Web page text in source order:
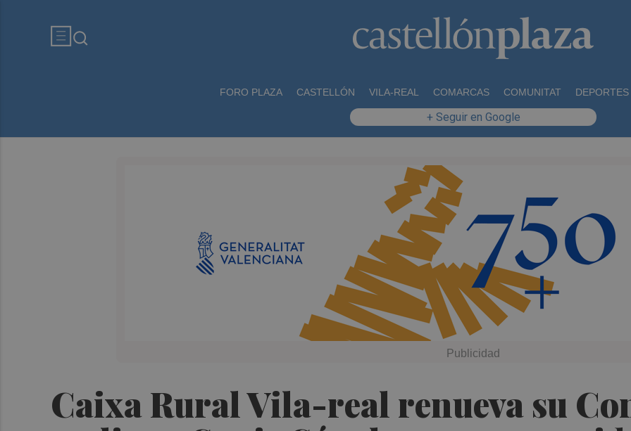
FORO PLAZA CASTELLÓN VILA-REAL COMARCAS COMUNITAT DEPORTES
+ Seguir en Google
Caixa Rural Vila-real renueva su